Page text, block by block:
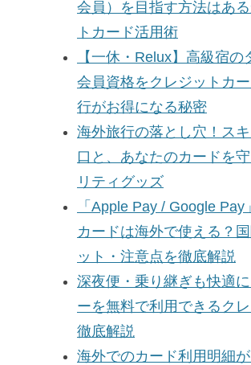
会員）を目指す方法はあ
トカード活用術
【一休・Relux】高級宿の
会員資格をクレジットカ
行がお得になる秘密
海外旅行の落とし穴！ス
口と、あなたのカードを
リティグッズ
「Apple Pay / Google Pay
カードは海外で使える？
ット・注意点を徹底解説
深夜便・乗り継ぎも快適
ーを無料で利用できるク
徹底解説
海外でのカード利用明細